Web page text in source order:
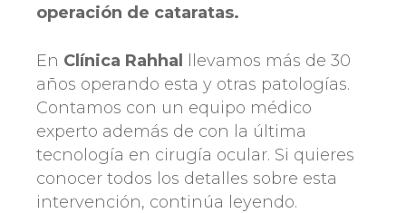
operación de cataratas.
En Clínica Rahhal
llevamos más de 30
años operando esta y otras patologías.
Contamos con un equipo médico
experto además de con la última
tecnología en cirugía ocular. Si quieres
conocer todos los detalles sobre esta
intervención, continúa leyendo.